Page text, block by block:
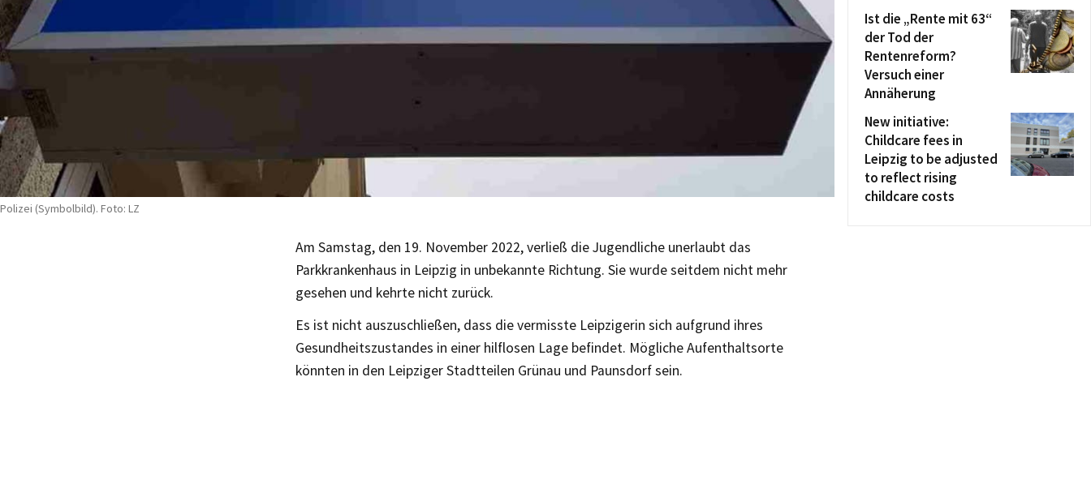
Polizei (Symbolbild). Foto: LZ
Am Samstag, den 19. November 2022, verließ die Jugendliche unerlaubt das
Parkkrankenhaus in Leipzig in unbekannte Richtung. Sie wurde seitdem nicht mehr
gesehen und kehrte nicht zurück.
Es ist nicht auszuschließen, dass die vermisste Leipzigerin sich aufgrund ihres
Gesundheitszustandes in einer hilflosen Lage befindet. Mögliche Aufenthaltsorte
könnten in den Leipziger Stadtteilen Grünau und Paunsdorf sein.
Ist die „Rente mit 63“
der Tod der
Rentenreform?
Versuch einer
Annäherung
New initiative:
Childcare fees in
Leipzig to be adjusted
to reflect rising
childcare costs